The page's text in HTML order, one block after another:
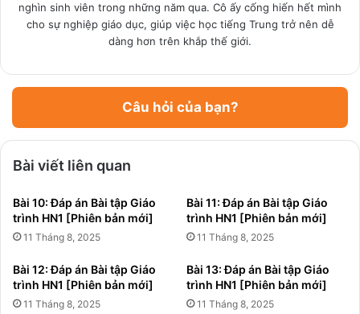
nghìn sinh viên trong những năm qua. Cô ấy cống hiến hết mình
cho sự nghiệp giáo dục, giúp việc học tiếng Trung trở nên dễ
dàng hơn trên khắp thế giới.
Câu hỏi của bạn?
Bài viết liên quan
Bài 10: Đáp án Bài tập Giáo
trình HN1 [Phiên bản mới]
11 Tháng 8, 2025
Bài 11: Đáp án Bài tập Giáo
trình HN1 [Phiên bản mới]
11 Tháng 8, 2025
Bài 12: Đáp án Bài tập Giáo
trình HN1 [Phiên bản mới]
11 Tháng 8, 2025
Bài 13: Đáp án Bài tập Giáo
trình HN1 [Phiên bản mới]
11 Tháng 8, 2025